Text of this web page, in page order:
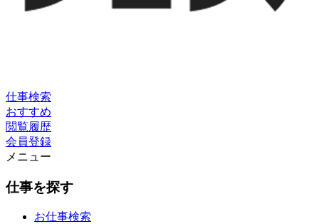
仕事検索
おすすめ
閲覧履歴
会員登録
メニュー
仕事を探す
お仕事検索